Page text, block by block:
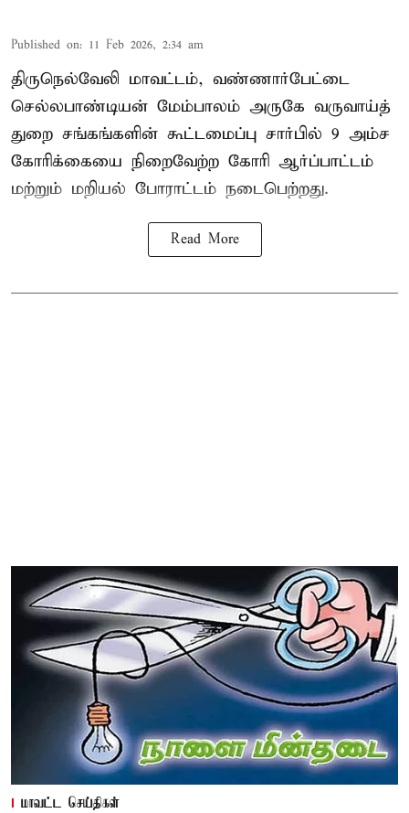
Published on: 11 Feb 2026, 2:34 am
திருநெல்வேலி மாவட்டம், வண்ணார்பேட்டை
செல்லபாண்டியன் மேம்பாலம் அருகே வருவாய்த்
துறை சங்கங்களின் கூட்டமைப்பு சார்பில் 9 அம்ச
கோரிக்கையை நிறைவேற்ற கோரி ஆர்ப்பாட்டம்
மற்றும் மறியல் போராட்டம் நடைபெற்றது.
Read More
மாவட்ட செய்திகள்